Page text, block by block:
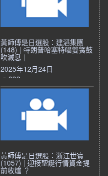
黃師傅是日選股：建滔集團
(148) | 特朗普哈塞特唱雙簧鼓
吹減息 |
2025年12月24日
832
黃師傅是日選股：浙江世寶
(1057) | 迎接聖誕行情資金提
前收爐 ？